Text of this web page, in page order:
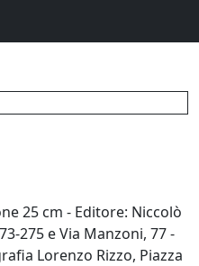
25 cm - Editore: Niccolò
275 e Via Manzoni, 77 -
Lorenzo Rizzo, Piazza